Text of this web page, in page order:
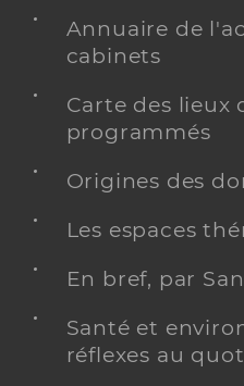
Annuaire de
cabinets
Carte des lieux
programmés
Origines des
Les espaces
En bref, par
Santé et
réflexes au